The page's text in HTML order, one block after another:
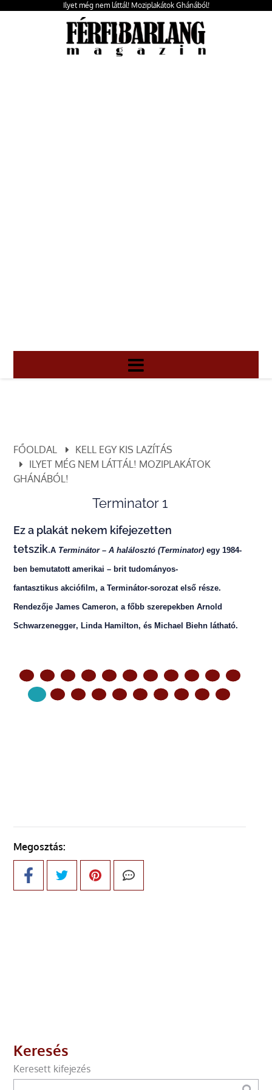
Ilyet még nem láttál! Moziplakátok Ghánából!
FŐOLDAL
KELL EGY KIS LAZÍTÁS
ILYET MÉG NEM LÁTTÁL! MOZIPLAKÁTOK
GHÁNÁBÓL!
Terminator 1
Ez a plakát nekem kifejezetten
tetszik.A Terminátor – A halálosztó (Terminator) egy1984-
ben bemutatottamerikai – brit tudományos-
fantasztikus akciófilm, a Terminátor-sorozat első része.
RendezőjeJames Cameron, a főbb szerepekbenArnold
Schwarzenegger, Linda Hamilton, és Michael Biehn látható.
Megosztás:
Keresés
Keresett kifejezés